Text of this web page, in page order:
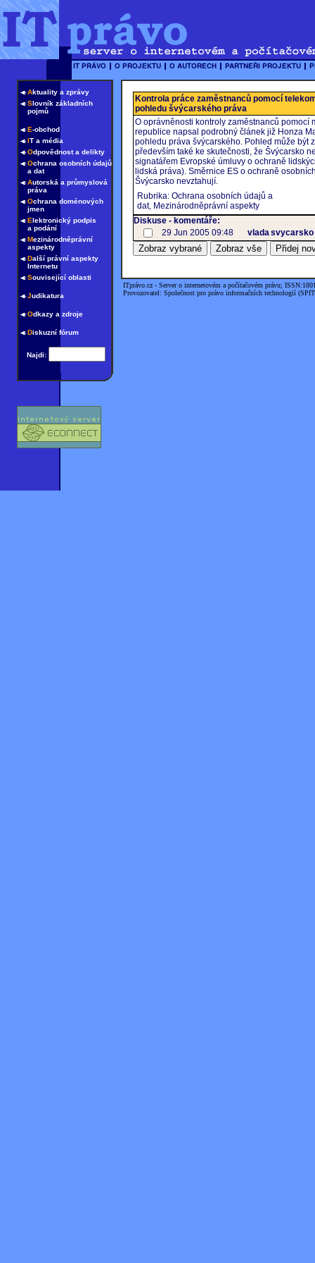
Aktuality a zprávy
Slovník základních
pojmů
E-obchod
IT a média
Odpovědnost a delikty
Ochrana osobních údajů
a dat
Autorská a průmyslová
práva
Ochrana doménových
jmen
Elektronický podpis
a podání
Mezinárodněprávní
aspekty
Další právní aspekty
Internetu
Související oblasti
Judikatura
Odkazy a zdroje
Diskuzní fórum
Najdi:
Kontrola práce zaměstnanců pomocí
pohledu švýcarského práva
O oprávněnosti kontroly zaměstnanců
republice napsal podrobný článek již Honza
pohledu práva švýcarského. Pohled může být
především také ke skutečnosti, že Švýcarsko
signatářem Evropské úmluvy o ochraně
lidská práva). Směrnice ES o ochraně
Švýcarsko nevztahují.
Rubrika: Ochrana osobních údajů a
dat, Mezinárodněprávní aspekty
Diskuse - komentáře:
29 Jun 2005 09:48
vladasvycarsko
ITprávo.cz - Server o internetovém a počítačovém právu;
Provozovatel: Společnost pro právo informačních technologií